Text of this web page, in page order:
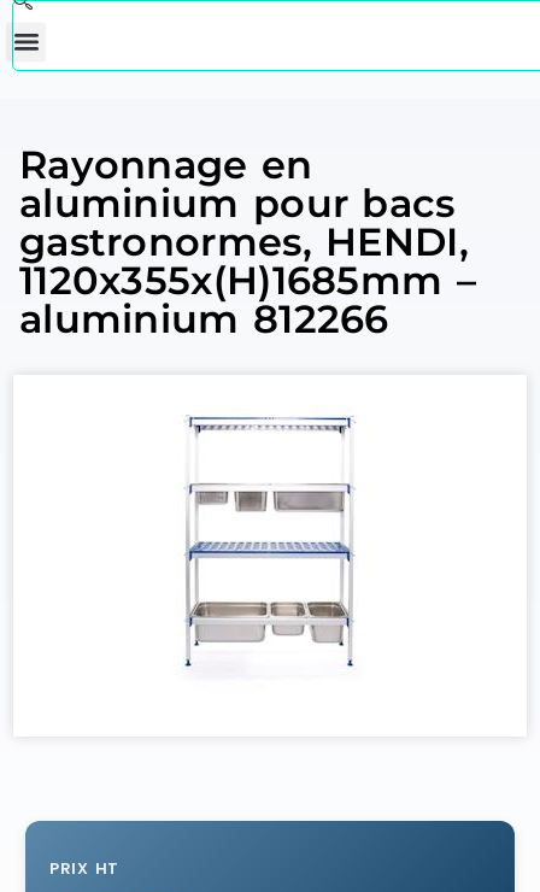
Rayonnage en
aluminium pour bacs
gastronormes, HENDI,
1120x355x(H)1685mm –
aluminium 812266
PRIX HT